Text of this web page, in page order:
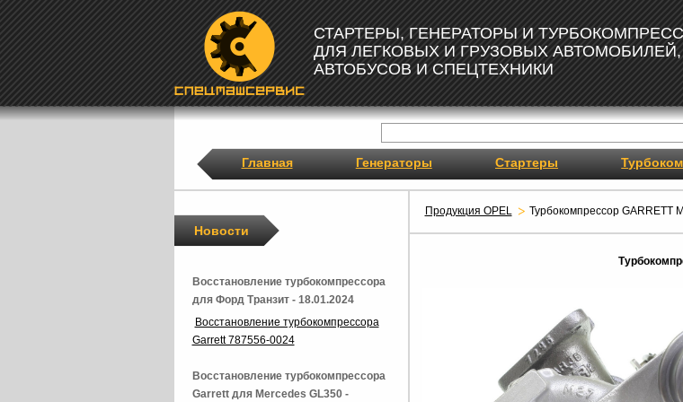
СТАРТЕРЫ, ГЕНЕРАТОРЫ И
ДЛЯ ЛЕГКОВЫХ И ГРУЗОВЫХ АВТОМОБИЛЕЙ,
АВТОБУСОВ И СПЕЦТЕХНИКИ
Главная Генераторы Стартеры
Продукция OPEL Турбокомпрессор GARRETT
Новости
Восстановление турбокомпрессора
для Форд Транзит - 18.01.2024
Восстановление турбокомпрессора
Garrett 787556-0024
Восстановление турбокомпрессора
Garrett для Mercedes GL350 -